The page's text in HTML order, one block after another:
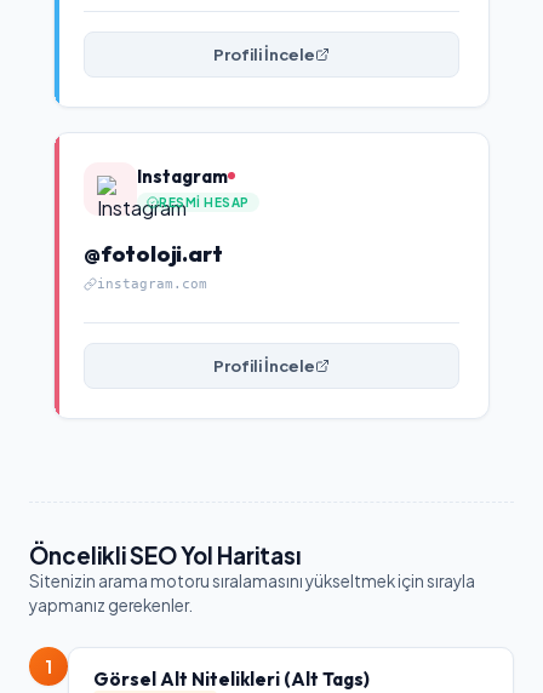
Profili İncele
Instagram
RESMI HESAP
@fotoloji.art
instagram.com
Profili İncele
Öncelikli SEO Yol Haritası
Sitenizin arama motoru sıralamasını yükseltmek için sırayla
yapmanız gerekenler.
1
Görsel Alt Nitelikleri (Alt Tags)